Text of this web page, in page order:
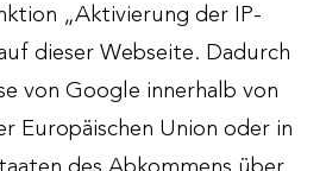
„Aktivierung der IP-
dieser Webseite. Dadurch
von Google innerhalb von
Europäischen Union oder in